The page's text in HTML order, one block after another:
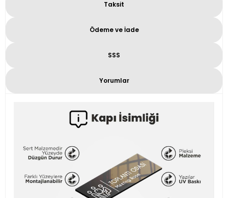
Taksit
Ödeme ve İade
SSS
Yorumlar